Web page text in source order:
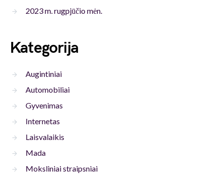
2023 m. rugpjūčio mėn.
Kategorija
Augintiniai
Automobiliai
Gyvenimas
Internetas
Laisvalaikis
Mada
Moksliniai straipsniai